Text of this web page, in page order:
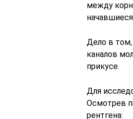
между
Дело в том,
каналов
прикусе.
Для
Осмотрев
рентгена: